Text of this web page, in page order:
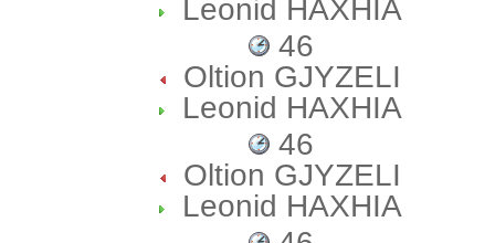
Leonid HAXHIA
46
Oltion GJYZELI
Leonid HAXHIA
46
Oltion GJYZELI
Leonid HAXHIA